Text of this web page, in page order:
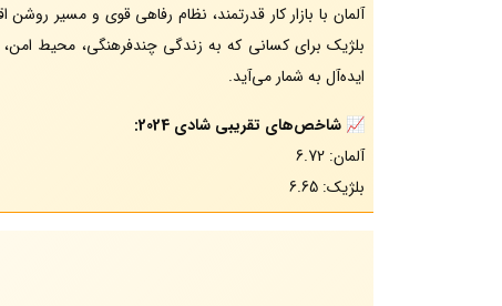
آلمان با بازار کار قدرتمند، نظام رفاهی قوی و مسیر
بلژیک برای کسانی که به زندگی چندفرهنگی، محیط امن،
ایده‌آل به شمار می‌آید.
📈 شاخص‌های تقریبی شادی 2024:
آلمان: 6.72
بلژیک: 6.65